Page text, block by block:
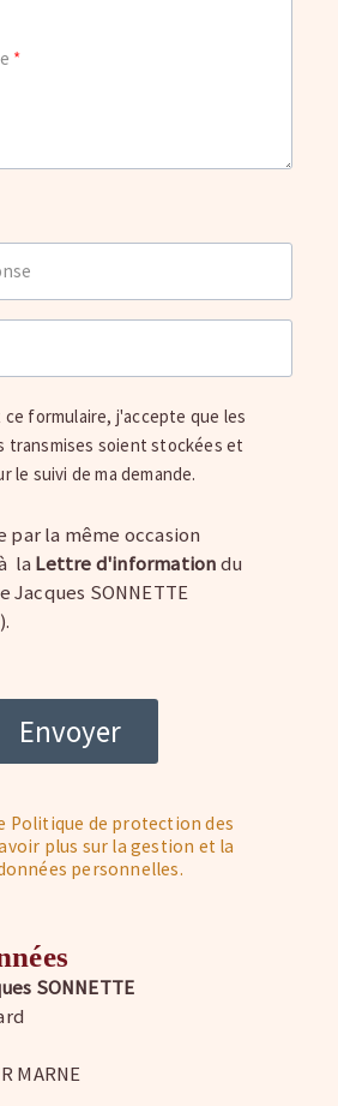
ce formulaire, j'accepte que les
transmises soient stockées et
le suivi de ma demande.
par la même occasion
la Lettre d'informationdu
Jacques SONNETTE
Politique de protection des
plus sur la gestion et la
personnelles.
SONNETTE
MARNE